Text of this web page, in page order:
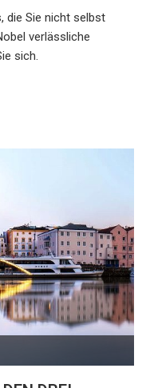
die Sie nicht selbst
verlässliche
sich.